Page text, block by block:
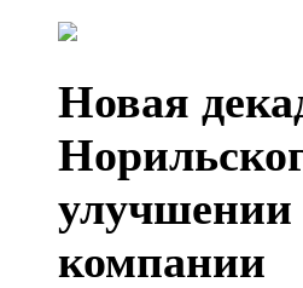
Новая
улучшении
компании